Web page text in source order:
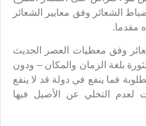
الشعائر وفق معايير الشعائر
مقدما.
وفق معطيات العصر الحديث
بلغة الزمان والمكان – ودون
فما ينفع في دولة قد لا ينفع
لعدم التخلي عن الأصيل فيها